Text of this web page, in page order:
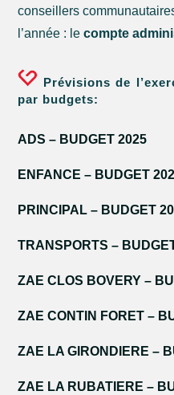
conseillers
l’année : lecompte
Prévisions de
par budgets:
ADS – BUDGET 2025
ENFANCE – BUDGET
PRINCIPAL – BUDGET
TRANSPORTS –
ZAE CLOS BOVERY –
ZAE CONTIN FORET –
ZAE LA GIRONDIERE –
ZAE LA RUBATIERE –